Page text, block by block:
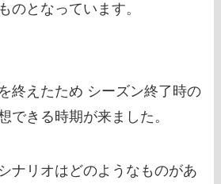
のとなっています。
終えたため シーズン終了時の
できる時期が来ました。
ナリオはどのようなものがあ